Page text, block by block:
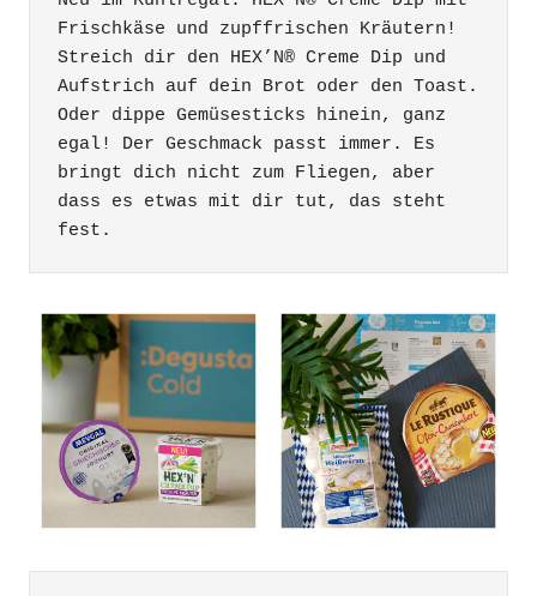
Frischkäse und zupffrischen Kräutern!
Streich dir den HEX’N® Creme Dip und
Aufstrich auf dein Brot oder den Toast.
Oder dippe Gemüsesticks hinein, ganz
egal! Der Geschmack passt immer. Es
bringt dich nicht zum Fliegen, aber
dass es etwas mit dir tut, das steht
fest.